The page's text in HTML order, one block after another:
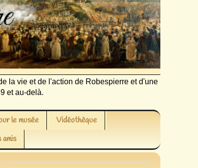
la vie et de l'action de Robespierre et d'une
et au-delà.
le musée
Vidéothèque